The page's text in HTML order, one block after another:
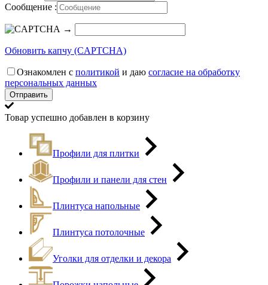
Сообщение :
→
Обновить капчу (CAPTCHA)
Ознакомлен с политикой и даю согласие на обработку
персональных данных
Товар успешно добавлен в корзину
Профили для плитки
Профили и панели для стен
Плинтуса напольные
Плинтуса потолочные
Уголки для отделки и декора